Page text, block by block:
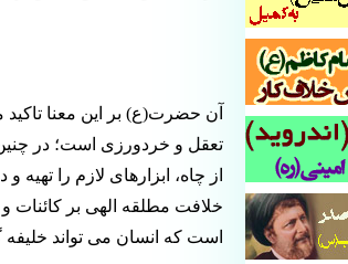
آن حضرت(ع) بر این معنا
تعقل و خردورزی است؛ در
از چاه، ابزارهای لازم را
خلافت مطلقه الهی بر کائنات
است که انسان می تواند